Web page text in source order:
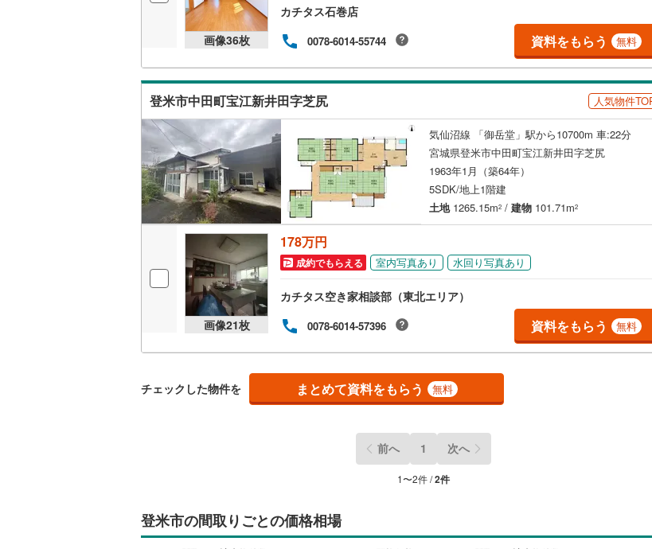
画像36枚
カチタス石巻店
0078-6014-55744 資料をもらう 無料
登米市中田町宝江新井田字芝尻 人気物件
気仙沼線 「御岳堂」駅から10700m 車:22分
宮城県登米市中田町宝江新井田字芝尻
1963年1月（築64年）
5SDK/地上1階建
土地1265.15m2 / 建物 101.71m2
画像21枚
178万円
成約でもらえる 室内写真あり 水回り写真あり
カチタス空き家相談部（東北エリア）
0078-6014-57396 資料をもらう 無料
チェックした物件を まとめて資料をもらう 無料
前へ 1 次へ
1〜2件 /2件
登米市の間取りごとの価格相場
リビングダイニング15畳以上
（1）
キッチン
独立型キッチン（0） 対面キッチン（0）
販売、価格、契約、入居関連など
即入居可能（0）
浴室
浴室乾燥機あり（0）
収納
ウォークインクローゼット
（0）
床下収納（0）
バルコニー、庭
構造・規模・施工・品質・工法関連
（0）